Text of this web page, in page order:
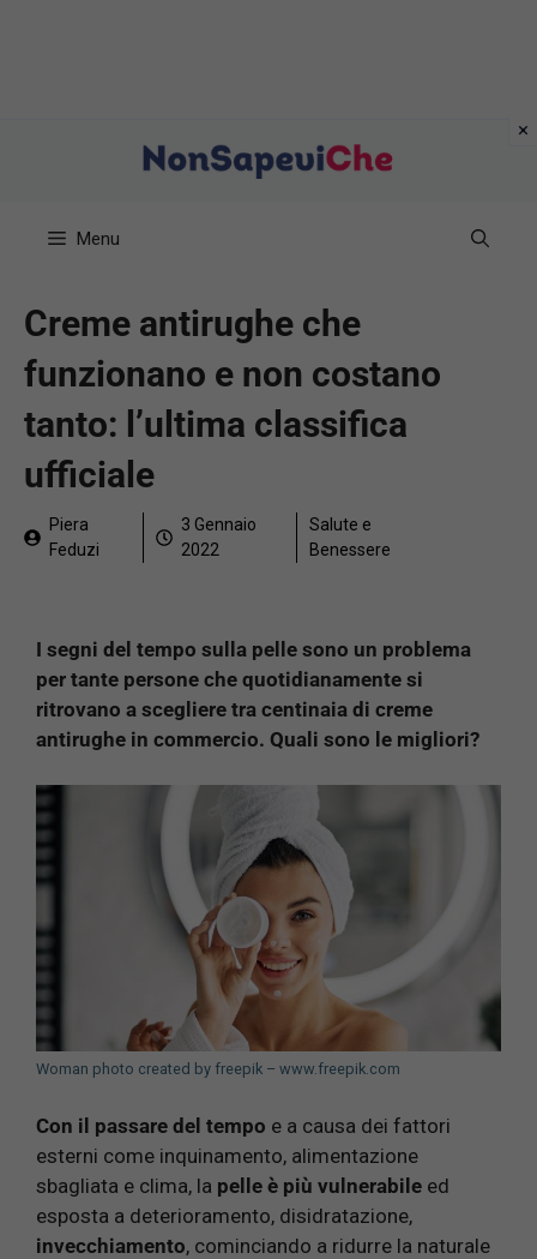
Menu
Creme antirughe che
funzionano e non costano
tanto: l’ultima classifica
ufficiale
Piera
Feduzi
3 Gennaio
2022
Salute e
Benessere
I segni del tempo sulla pelle sono un problema
per tante persone che quotidianamente si
ritrovano a scegliere tra centinaia di creme
antirughe in commercio. Quali sono le migliori?
Woman photo created by freepik – www.freepik.com
Con il passare del tempo e a causa dei fattori
esterni come inquinamento, alimentazione
sbagliata e clima, la pelle è più vulnerabile ed
esposta a deterioramento, disidratazione,
invecchiamento, cominciando a ridurre la naturale